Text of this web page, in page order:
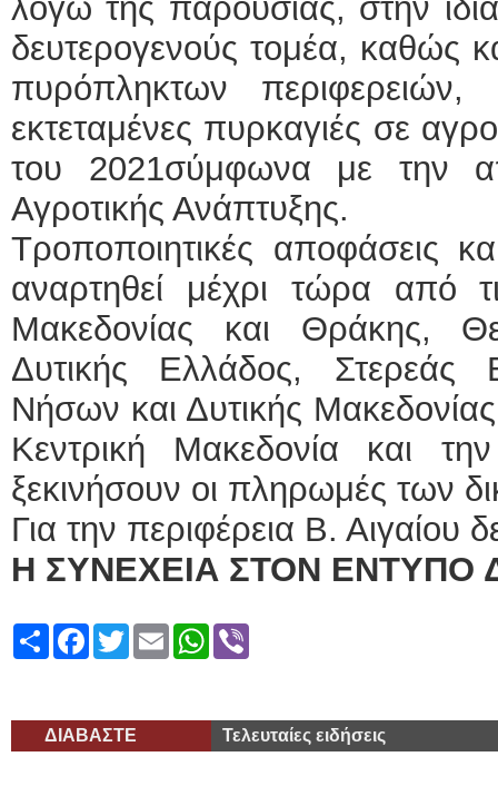
λόγω της παρουσίας, στην
δευτερογενούς τομέα, καθώς
πυρόπληκτων
εκτεταμένες πυρκαγιές σε
του 2021σύμφωνα με την
Αγροτικής Ανάπτυξης.
Τροποποιητικές αποφάσεις
αναρτηθεί μέχρι τώρα από
Μακεδονίας και Θράκης,
Δυτικής Ελλάδος, Στερεάς
Νήσων και Δυτικής
Κεντρική Μακεδονία και
ξεκινήσουν οι πληρωμές των
Για την περιφέρεια Β. Αιγαίου
Η ΣΥΝΕΧΕΙΑ ΣΤΟΝ ΕΝΤΥΠΟ
ShareFacebook
TwitterEmailWhatsApp
ΔΙΑΒΑΣΤΕ Τελευταίες ειδήσεις